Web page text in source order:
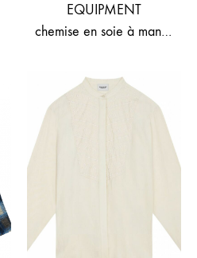
EQUIPMENT
chemise en soie à manches longues